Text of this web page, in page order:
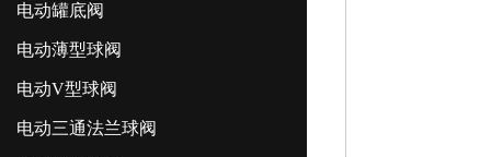
电动罐底阀
电动薄型球阀
电动V型球阀
电动三通法兰球阀